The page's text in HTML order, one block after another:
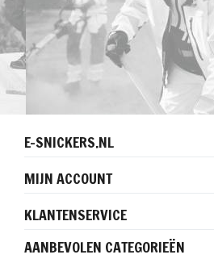
E-SNICKERS.NL
MIJN ACCOUNT
KLANTENSERVICE
AANBEVOLEN CATEGORIEËN